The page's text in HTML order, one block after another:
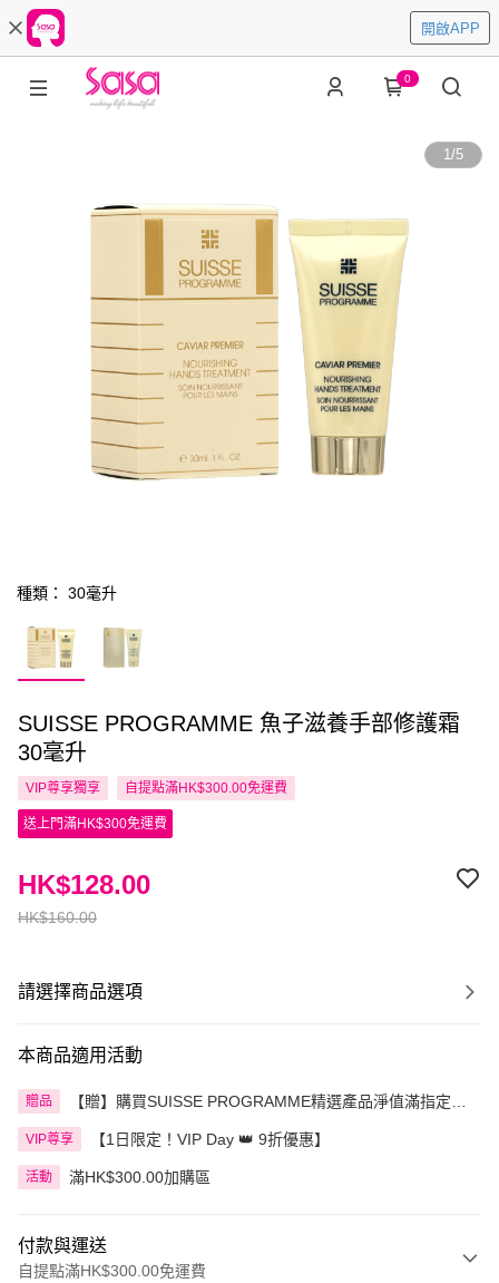
開啟APP
0
1/5
種類： 30毫升
SUISSE PROGRAMME 魚子滋養手部修護霜
30毫升
VIP尊享獨享 自提點滿HK$300.00免運費
送上門滿HK$300免運費
HK$160.00
HK$128.00
請選擇商品選項
本商品適用活動
贈品
【贈】購買SUISSE PROGRAMME精選產品淨值滿指定金
VIP尊享 【1日限定！VIP Day 👑 9折優惠】
活動 滿HK$300.00加購區
付款與運送
自提點滿HK$300.00免運費